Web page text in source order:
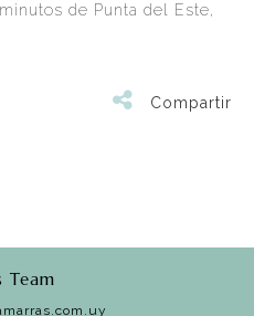
de Punta del Este,
Compartir
Team